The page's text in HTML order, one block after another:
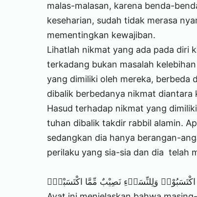
malas-malasan, karena benda-
keseharian, sudah tidak merasa
mementingkan kewajiban.
Lihatlah nikmat yang ada pada diri
terkadang bukan masalah
yang dimiliki oleh mereka, berbeda
dibalik berbedanya nikmat diantara
Hasud terhadap nikmat yang
tuhan dibalik takdir rabbil alamin.
sedangkan dia hanya berangan-
perilaku yang sia-sia dan dia telah
اكْتَسَبُوْاۗ وَلِلنِّسَاۤءِ نَصِيْبٌ مِّمَّا اكْتَسَبْنَۗ